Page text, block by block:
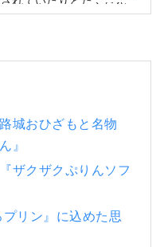
とっておきのものや体
、つたえる、つなが
庫のいいものを発掘
地域とのこころの距離
な情報を発信していき
城おひざもと名物
』
ザクザクぷりんソフ
プリン』に込めた思